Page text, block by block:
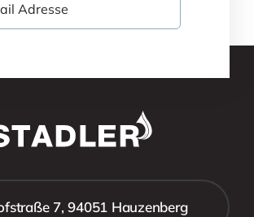
7, 94051 Hauzenberg